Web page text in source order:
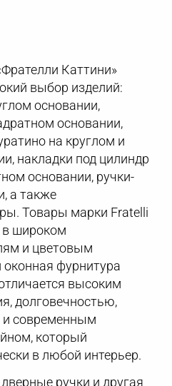
Каттини»
выбор изделий:
основании,
основании,
на круглом и
накладки под цилиндр
основании, ручки-
а также
Товары марки Fratelli
в широком
и цветовым
фурнитура
высоким
долговечностью,
и современным
который
в любой интерьер.
ручки и другая